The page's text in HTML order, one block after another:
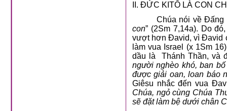
II. ĐỨC KITÔ LÀ CON
Chúa nói về Đấng
con” (2Sm 7,14a). Do
vượt hơn Đavid, vì Đavid
làm vua Israel (x 1Sm
dầu là Thánh Thần, và
người nghèo khó, ban
được giải oan, loan báo
Giêsu nhắc đến vua
Chúa, ngỏ cùng Chúa
sẽ đặt làm bệ dưới chân